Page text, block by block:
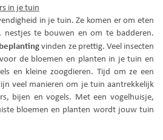
in je tuin
in je tuin. Ze komen er om eten
nestjes te bouwen en om te badderen.
beplantingvinden ze prettig. Veel insecten
de bloemen en planten in je tuin en
en kleine zoogdieren. Tijd om ze een
veel manieren om je tuin aantrekkelijk
bijen en vogels. Met een vogelhuisje,
bloemen en planten wordt jouw tuin